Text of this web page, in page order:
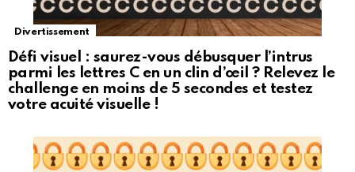
Divertissement
Défi visuel : saurez-vous débusquer l’intrus
parmi les lettres C en un clin d’œil ? Relevez le
challenge en moins de 5 secondes et testez
votre acuité visuelle !